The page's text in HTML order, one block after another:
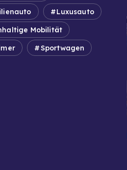
Luxusauto
Mobilität
Sportwagen